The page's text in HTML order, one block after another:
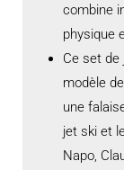
combine
physique
Ce set de
modèle
une
jet ski et
Napo,